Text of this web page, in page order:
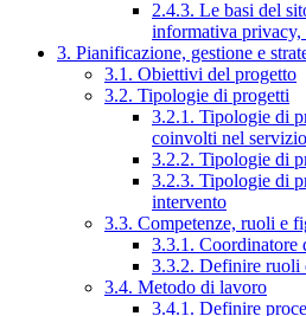
2.4.3. Le basi del
informativa
3. Pianificazione, gestione e
3.1. Obiettivi del progetto
3.2. Tipologie di progetti
3.2.1. Tipologie di
coinvolti nel servizio
3.2.2. Tipologie di
3.2.3. Tipologie di
intervento
3.3. Competenze, ruoli e
3.3.1. Coordinatore
3.3.2. Definire ruoli
3.4. Metodo di lavoro
3.4.1. Definire